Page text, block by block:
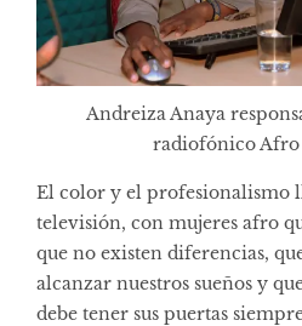
Andreiza Anaya
radiofónico
El color y el profesionalismo
televisión, con mujeres afro
que no existen diferencias,
alcanzar nuestros sueños y
debe tener sus puertas